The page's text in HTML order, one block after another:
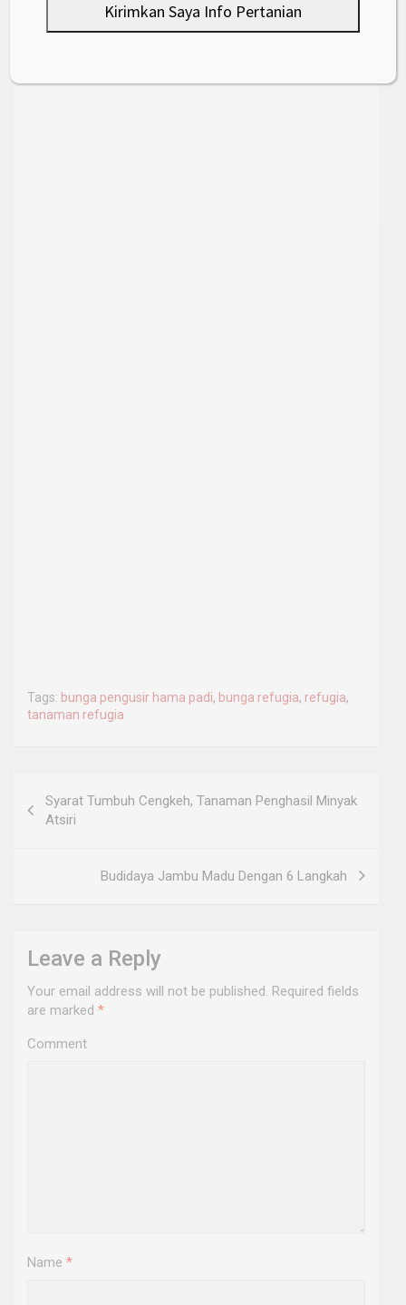
Tags: bunga pengusir hama padi, bunga refugia, refugia,
tanaman refugia
navigation
Syarat Tumbuh Cengkeh, Tanaman Penghasil Minyak
Atsiri
Budidaya Jambu Madu Dengan 6 Langkah
Leave a Reply
Your email address will not be published. Required fields
are marked *
Comment
Name *
Kirimkan Saya Info Pertanian